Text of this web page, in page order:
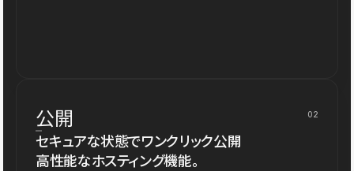
公開 02
セキュアな状態でワンクリック公開
高性能なホスティング機能。